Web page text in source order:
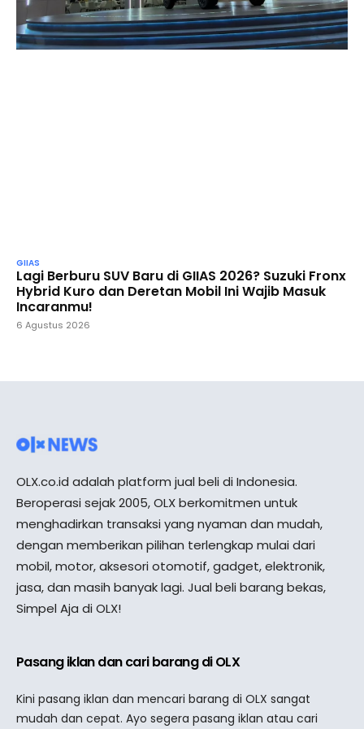
GIIAS
Lagi Berburu SUV Baru di GIIAS 2026? Suzuki Fronx
Hybrid Kuro dan Deretan Mobil Ini Wajib Masuk
Incaranmu!
6 Agustus 2026
OLX.co.id adalah platform jual beli di Indonesia.
Beroperasi sejak 2005, OLX berkomitmen untuk
menghadirkan transaksi yang nyaman dan mudah,
dengan memberikan pilihan terlengkap mulai dari
mobil, motor, aksesori otomotif, gadget, elektronik,
jasa, dan masih banyak lagi. Jual beli barang bekas,
Simpel Aja di OLX!
Pasang iklan dan cari barang di OLX
Kini pasang iklan dan mencari barang di OLX sangat
mudah dan cepat. Ayo segera pasang iklan atau cari